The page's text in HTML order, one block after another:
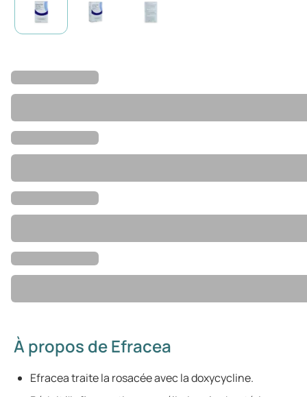
À propos de Efracea
Efracea traite la rosacée avec la doxycycline.